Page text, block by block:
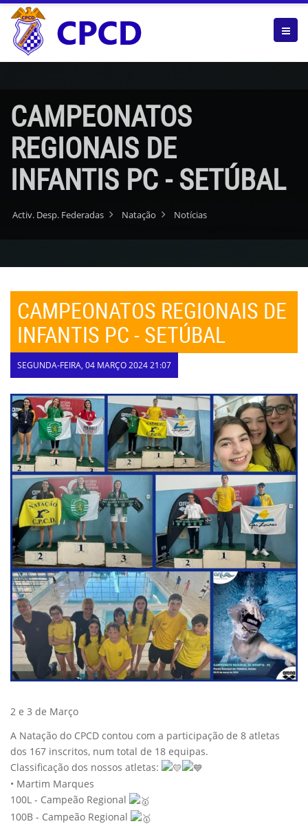
CAMPEONATOS
REGIONAIS DE
INFANTIS PC - SETÚBAL
Activ. Desp. Federadas Natação Notícias
CAMPEONATOS REGIONAIS DE
INFANTIS PC - SETÚBAL
SEGUNDA-FEIRA, 04 MARÇO 2024 21:07
2 e 3 de Março
A Natação do CPCD contou com a participação de 8 atletas
dos 167 inscritos, num total de 18 equipas.
Classificação dos nossos atletas:
• Martim Marques
100L - Campeão Regional
100B - Campeão Regional